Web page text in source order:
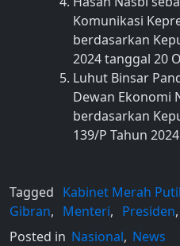
Komunikasi
berdasarkan
2024 tanggal 20
Luhut Binsar
Dewan Ekonomi
berdasarkan
139/P Tahun
Tagged Kabinet Merah
Gibran, Menteri, Presiden,
Posted in Nasional, News